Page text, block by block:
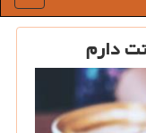
دارم